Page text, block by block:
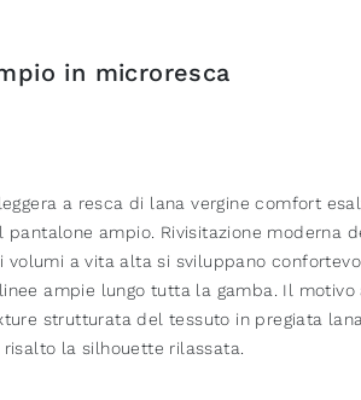
in microresca
a resca di lana vergine comfort
ampio. Rivisitazione moderna
volumi a vita alta si sviluppano
ampie lungo tutta la gamba. Il motivo
strutturata del tessuto in pregiata lana
la silhouette rilassata.